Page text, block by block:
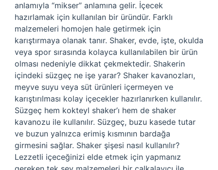
anlamıyla “mikser” anlamına gelir. İçecek
hazırlamak için kullanılan bir üründür. Farklı
malzemeleri homojen hale getirmek için
karıştırmaya olanak tanır. Shaker, evde, işte, okulda
veya spor sırasında kolayca kullanılabilen bir ürün
olması nedeniyle dikkat çekmektedir. Shakerin
içindeki süzgeç ne işe yarar? Shaker kavanozları,
meyve suyu veya süt ürünleri içermeyen ve
karıştırılması kolay içecekler hazırlanırken kullanılır.
Süzgeç hem kokteyl shaker’ı hem de shaker
kavanozu ile kullanılır. Süzgeç, buzu kasede tutar
ve buzun yalnızca erimiş kısmının bardağa
girmesini sağlar. Shaker şişesi nasıl kullanılır?
Lezzetli içeceğinizi elde etmek için yapmanız